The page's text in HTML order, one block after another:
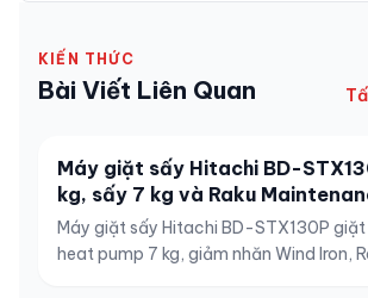
KIẾN THỨC
Bài Viết Liên Quan
Máy giặt sấy Hitachi BD-
kg, sấy 7 kg và Raku
Máy giặt sấy Hitachi BD-STX130P giặt
heat pump 7 kg, giảm nhăn Wind Iron,